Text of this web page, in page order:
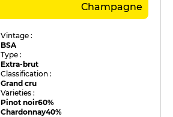
Champagne
Vintage :
BSA
Type :
Extra-brut
Classification :
Grand cru
Varieties :
Pinot noir60%
Chardonnay40%